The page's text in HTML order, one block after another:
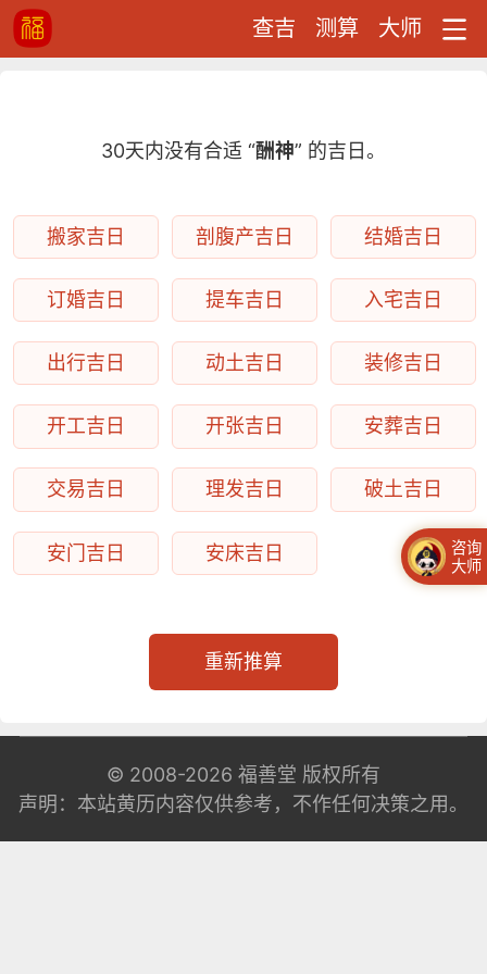
查吉 测算 大师
30天内没有合适 “酬神” 的吉日。
搬家吉日 剖腹产吉日 结婚吉日
订婚吉日 提车吉日 入宅吉日
出行吉日 动土吉日 装修吉日
开工吉日 开张吉日 安葬吉日
交易吉日 理发吉日 破土吉日
安门吉日 安床吉日
重新推算
© 2008-2026 福善堂 版权所有
声明：本站黄历内容仅供参考，不作任何决策之用。
咨询
大师